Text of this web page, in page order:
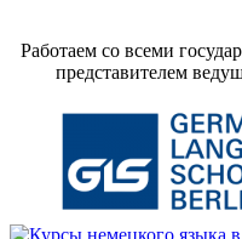
Работаем со всеми
представителем